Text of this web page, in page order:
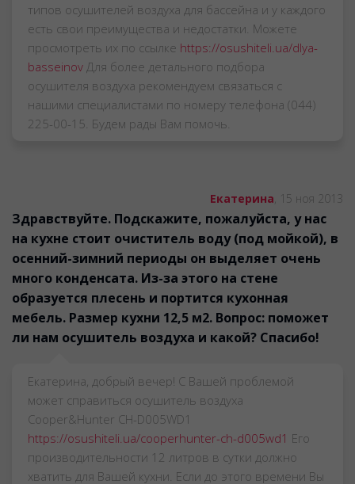
типов осушителей воздуха для бассейна и у каждого
есть свои преимущества и недостатки. Можете
просмотреть их по ссылке https://osushiteli.ua/dlya-
basseinov Для более детального подбора
осушителя воздуха рекомендуем связаться с
нашими специалистами по номеру телефона (044)
225-00-15. Будем рады Вам помочь.
Екатерина, 15 ноя 2013
Здравствуйте. Подскажите, пожалуйста, у нас
на кухне стоит очиститель воду (под мойкой), в
осенний-зимний периоды он выделяет очень
много конденсата. Из-за этого на стене
образуется плесень и портится кухонная
мебель. Размер кухни 12,5 м2. Вопрос: поможет
ли нам осушитель воздуха и какой? Спасибо!
Екатерина, добрый вечер! С Вашей проблемой
может справиться осушитель воздуха
Cooper&Hunter CH-D005WD1
https://osushiteli.ua/cooperhunter-ch-d005wd1 Его
производительности 12 литров в сутки должно
хватить для Вашей кухни. Если до этого времени Вы